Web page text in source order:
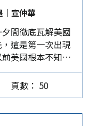
決美國底層社會
進而緩和通貨膨
，不僅在中國這
而且在新加坡、
份額也被中國電
9月，日本品牌在
，在泰國下
日本占全球乘用
下降至2023年的
猛漲到2023年
「稅式支出評估
額扣抵、稅基減
、稅負遞延、優
果之租稅優惠方
貼。 以租稅公
高所得者享受較
負的垂直公平原
度或浮濫的稅式
│宣仲華
間徹底瓦解美國
這是第一次出現
美國根本不知軍
的是，美國還不
一記悶棍打得美
第二島鏈恐怕會
頁數： 50